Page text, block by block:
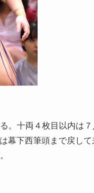
。十両４枚目以内は７
幕下西筆頭まで戻し